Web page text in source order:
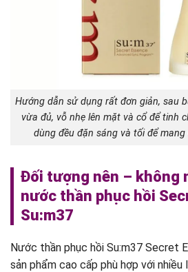
Hướng dẫn sử dụng rất đơn giản, sau
vừa đủ, vỗ nhẹ lên mặt và cổ để tinh
dùng đều đặn sáng và tối để
Đối tượng nên – không
nước thần phục hồi
Su:m37
Nước thần phục hồi Su:m37 Secret
sản phẩm cao cấp phù hợp với nhiều